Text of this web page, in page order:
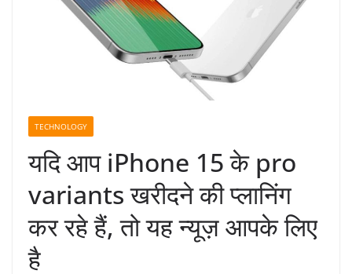
TECHNOLOGY
यदि आप iPhone 15 के pro
variants खरीदने की प्लानिंग
कर रहे हैं, तो यह न्यूज़ आपके लिए
है